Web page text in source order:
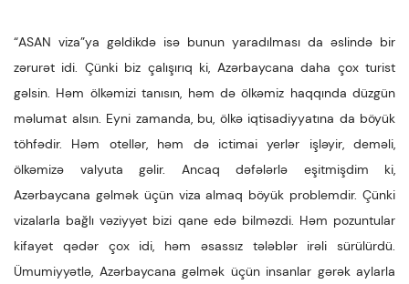
“ASAN viza”ya gəldikdə isə bunun yaradılması da əslində bir
zərurət idi. Çünki biz çalışırıq ki, Azərbaycana daha çox turist
gəlsin. Həm ölkəmizi tanısın, həm də ölkəmiz haqqında düzgün
məlumat alsın. Eyni zamanda, bu, ölkə iqtisadiyyatına da böyük
töhfədir. Həm otellər, həm də ictimai yerlər işləyir, deməli,
ölkəmizə valyuta gəlir. Ancaq dəfələrlə eşitmişdim ki,
Azərbaycana gəlmək üçün viza almaq böyük problemdir. Çünki
vizalarla bağlı vəziyyət bizi qane edə bilməzdi. Həm pozuntular
kifayət qədər çox idi, həm əsassız tələblər irəli sürülürdü.
Ümumiyyətlə, Azərbaycana gəlmək üçün insanlar gərək aylarla